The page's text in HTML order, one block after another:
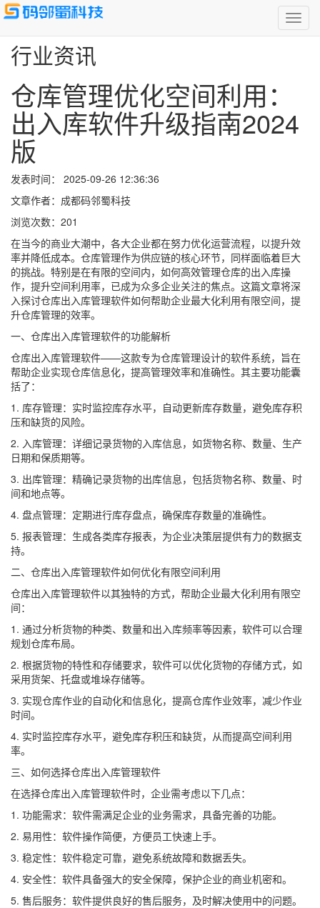
成都码邻蜀科技开发各类软件应用、app、小程序，定制开发企业管
理系统
行业资讯
仓库管理优化空间利用：
出入库软件升级指南2024
版
发表时间： 2025-09-26 12:36:36
文章作者：成都码邻蜀科技
浏览次数： 201
在当今的商业大潮中，各大企业都在努力优化运营流程，以提升效
率并降低成本。仓库管理作为供应链的核心环节，同样面临着巨大
的挑战。特别是在有限的空间内，如何高效管理仓库的出入库操
作，提升空间利用率，已成为众多企业关注的焦点。这篇文章将深
入探讨仓库出入库管理软件如何帮助企业最大化利用有限空间，提
升仓库管理的效率。
一、仓库出入库管理软件的功能解析
仓库出入库管理软件——这款专为仓库管理设计的软件系统，旨在
帮助企业实现仓库信息化，提高管理效率和准确性。其主要功能囊
括了：
1. 库存管理：实时监控库存水平，自动更新库存数量，避免库存积
压和缺货的风险。
2. 入库管理：详细记录货物的入库信息，如货物名称、数量、生产
日期和保质期等。
3. 出库管理：精确记录货物的出库信息，包括货物名称、数量、时
间和地点等。
4. 盘点管理：定期进行库存盘点，确保库存数量的准确性。
5. 报表管理：生成各类库存报表，为企业决策层提供有力的数据支
持。
二、仓库出入库管理软件如何优化有限空间利用
仓库出入库管理软件以其独特的方式，帮助企业最大化利用有限空
间：
1. 通过分析货物的种类、数量和出入库频率等因素，软件可以合理
规划仓库布局。
2. 根据货物的特性和存储要求，软件可以优化货物的存储方式，如
采用货架、托盘或堆垛存储等。
3. 实现仓库作业的自动化和信息化，提高仓库作业效率，减少作业
时间。
4. 实时监控库存水平，避免库存积压和缺货，从而提高空间利用
率。
三、如何选择仓库出入库管理软件
在选择仓库出入库管理软件时，企业需考虑以下几点：
1. 功能需求：软件需满足企业的业务需求，具备完善的功能。
2. 易用性：软件操作简便，方便员工快速上手。
3. 稳定性：软件稳定可靠，避免系统故障和数据丢失。
4. 安全性：软件具备强大的安全保障，保护企业的商业机密和。
5. 售后服务：软件提供良好的售后服务，及时解决使用中的问题。